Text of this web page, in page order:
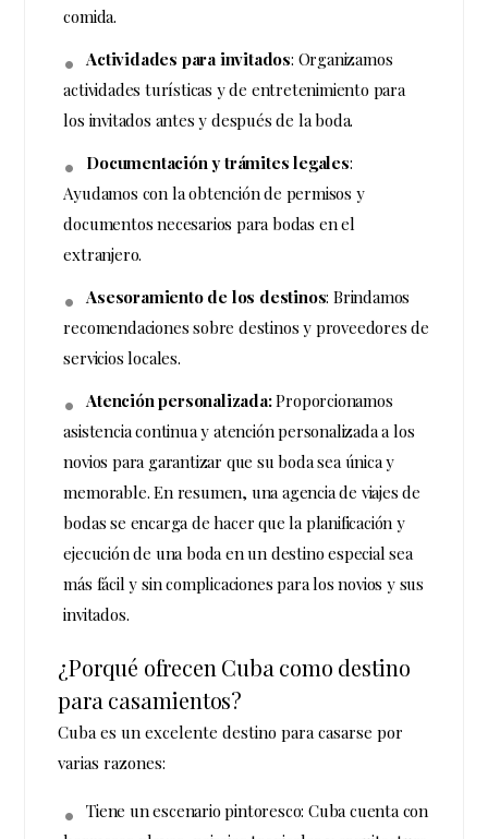
comida.
Actividades para invitados: Organizamos
actividades turísticas y de entretenimiento para
los invitados antes y después de la boda.
Documentación y trámites legales:
Ayudamos con la obtención de permisos y
documentos necesarios para bodas en el
extranjero.
Asesoramiento de los destinos: Brindamos
recomendaciones sobre destinos y proveedores de
servicios locales.
Atención personalizada:Proporcionamos
asistencia continua y atención personalizada a los
novios para garantizar que su boda sea única y
memorable. En resumen, una agencia de viajes de
bodas se encarga de hacer que la planificación y
ejecución de una boda en un destino especial sea
más fácil y sin complicaciones para los novios y sus
invitados.
¿Porqué ofrecen Cuba como destino
para casamientos?
Cuba es un excelente destino para casarse por
varias razones:
Tiene un escenario pintoresco: Cuba cuenta con